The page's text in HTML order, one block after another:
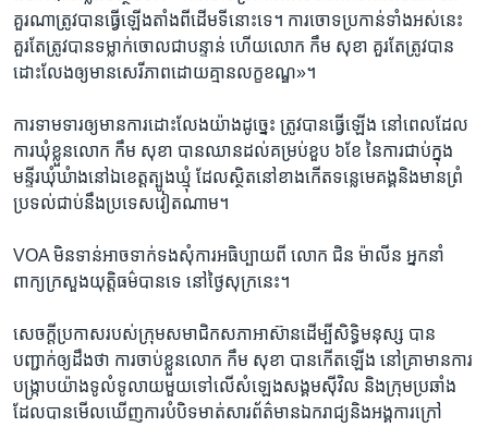
គួរណា​ត្រូវបាន​ធ្វើ​ឡើង​តាំងពី​ដើម​ទីនោះ​ទេ។ ការ​ចោទប្រកាន់​ទាំងអស់​នេះ​
គួរតែ​ត្រូវបាន​ទម្លាក់​ចោល​ជាបន្ទាន់​ ​ហើយ​លោក​ កឹម សុខា​ គួរតែ​ត្រូវបាន​
ដោះលែង​ឲ្យ​មាន​សេរីភាព​ដោយ​គ្មាន​លក្ខខណ្ឌ»។
ការ​ទាម​ទារ​ឲ្យ​មាន​ការ​ដោះលែង​យ៉ាងដូច្នេះ​ ត្រូវបាន​ធ្វើ​ឡើង នៅ​ពេល​ដែល​
ការ​ឃុំ​ខ្លួនលោក​ កឹម សុខា​ បាន​ឈានដល់​គម្រប់​ខួប​ ៦ខែ​ នៃការ​ជាប់​ក្នុង​
មន្ទីរ​ឃុំឃំាងនៅ​ឯ​ខេត្តត្បូងឃ្មុំ​ ដែល​ស្ថិត​នៅ​ខាង​កើត​ទន្លេ​មេគង្គ​និង​មាន​ព្រំ
ប្រទល់​ជាប់នឹង​ប្រទេស​វៀតណាម។
VOA ​មិនទាន់​អាច​ទាក់​ទង​សុំការ​អធិប្បាយ​ពី​ លោក​ ជិន ម៉ាលីន អ្នកនាំ
ពាក្យ​ក្រសួង​យុត្តិធម៌​បាន​ទេ​ នៅថ្ងៃ​សុក្រនេះ។
សេចក្តី​ប្រកាស​របស់​ក្រុម​សមាជិក​សភាអាស៊ាន​ដើម្បីសិទ្ធិមនុស្ស បាន​
បញ្ជាក់​ឲ្យដឹង​ថា​ ការ​ចាប់​ខ្លួន​លោក​ កឹម សុខា​ បាន​កើត​ឡើង​ នៅគ្រា​មានការ​
បង្ក្រាប​យ៉ាងទូលំ​ទូលាយ​មួយ​ទៅលើ​សំឡេង​សង្គម​ស៊ីវិល​ និងក្រុមប្រឆាំង​
ដែល​បាន​មើល​ឃើញ​ការ​បំបិទមាត់​សារព័ត៌មាន​ឯករាជ្យ​និង​អង្គការ​ក្រៅ​